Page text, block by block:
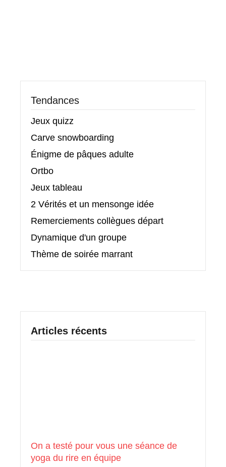
Tendances
Jeux quizz
Carve snowboarding
Énigme de pâques adulte
Ortbo
Jeux tableau
2 Vérités et un mensonge idée
Remerciements collègues départ
Dynamique d'un groupe
Thème de soirée marrant
Articles récents
On a testé pour vous une séance de
yoga du rire en équipe